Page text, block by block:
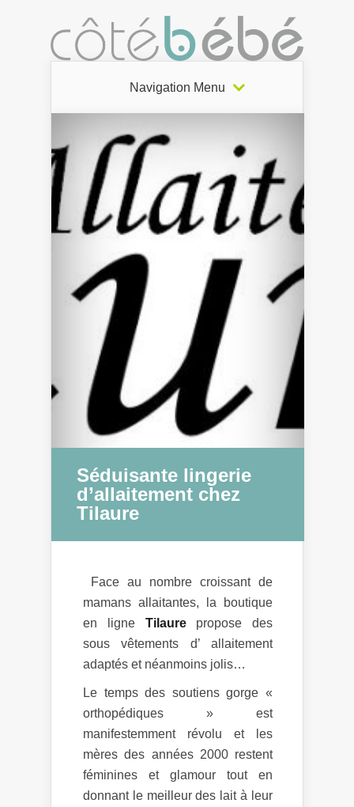
Navigation Menu
Séduisante lingerie
d’allaitement chez
Tilaure
Face au nombre croissant de
mamans allaitantes, la boutique
en ligne Tilaurepropose des
sous vêtements d’ allaitement
adaptés et néanmoins jolis…
Le temps des soutiens gorge «
orthopédiques » est
manifestemment révolu et les
mères des années 2000 restent
féminines et glamour tout en
donnant le meilleur des lait à leur